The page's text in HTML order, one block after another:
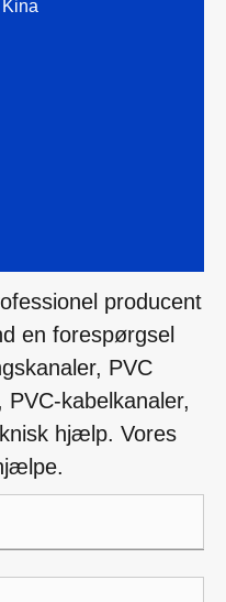
producent
en forespørgsel
PVC
PVC-kabelkanaler,
hjælp. Vores